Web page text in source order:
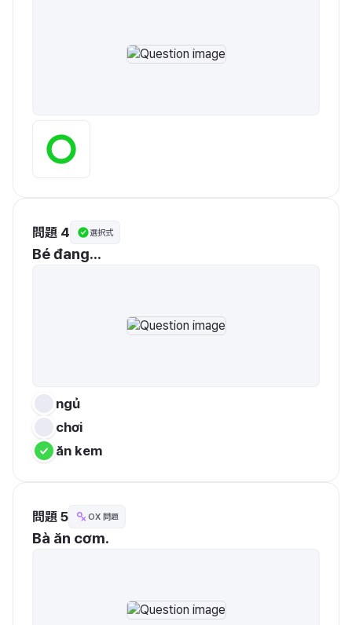
問題 4 選択式
Bé đang...
ngủ
chơi
ăn kem
問題 5 OX 問題
Bà ăn cơm.